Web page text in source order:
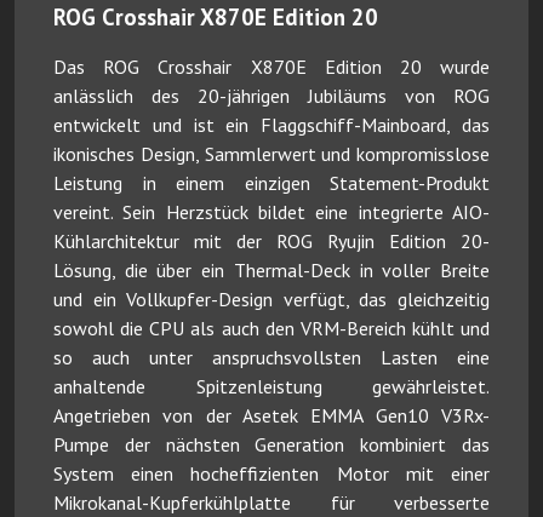
ROG Crosshair X870E Edition 20
Das ROG Crosshair X870E Edition 20 wurde
anlässlich des 20-jährigen Jubiläums von ROG
entwickelt und ist ein Flaggschiff-Mainboard, das
ikonisches Design, Sammlerwert und kompromisslose
Leistung in einem einzigen Statement-Produkt
vereint. Sein Herzstück bildet eine integrierte AIO-
Kühlarchitektur mit der ROG Ryujin Edition 20-
Lösung, die über ein Thermal-Deck in voller Breite
und ein Vollkupfer-Design verfügt, das gleichzeitig
sowohl die CPU als auch den VRM-Bereich kühlt und
so auch unter anspruchsvollsten Lasten eine
anhaltende Spitzenleistung gewährleistet.
Angetrieben von der Asetek EMMA Gen10 V3Rx-
Pumpe der nächsten Generation kombiniert das
System einen hocheffizienten Motor mit einer
Mikrokanal-Kupferkühlplatte für verbesserte